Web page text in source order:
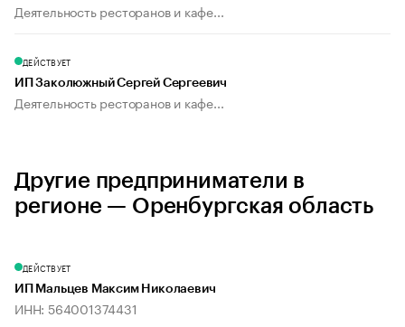
Деятельность ресторанов и кафе...
ДЕЙСТВУЕТ
ИП Заколюжный Сергей Сергеевич
Деятельность ресторанов и кафе...
Другие предприниматели в
регионе — Оренбургская область
ДЕЙСТВУЕТ
ИП Мальцев Максим Николаевич
ИНН: 564001374431